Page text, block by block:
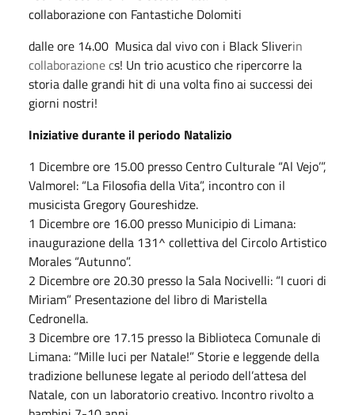
collaborazione con Fantastiche Dolomiti
dalle ore 14.00 Musica dal vivo con i Black Sliverin
collaborazione cs! Un trio acustico che ripercorre la
storia dalle grandi hit di una volta fino ai successi dei
giorni nostri!
Iniziative durante il periodo Natalizio
1 Dicembre ore 15.00 presso Centro Culturale “Al Vejo’”,
Valmorel: “La Filosofia della Vita”, incontro con il
musicista Gregory Goureshidze.
1 Dicembre ore 16.00 presso Municipio di Limana:
inaugurazione della 131^ collettiva del Circolo Artistico
Morales “Autunno”.
2 Dicembre ore 20.30 presso la Sala Nocivelli: “I cuori di
Miriam” Presentazione del libro di Maristella
Cedronella.
3 Dicembre ore 17.15 presso la Biblioteca Comunale di
Limana: “Mille luci per Natale!” Storie e leggende della
tradizione bellunese legate al periodo dell’attesa del
Natale, con un laboratorio creativo. Incontro rivolto a